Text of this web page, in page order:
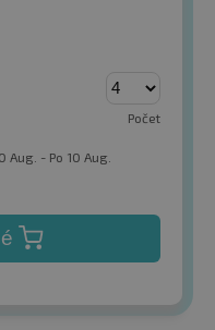
Počet
Aug. - Po 10 Aug.